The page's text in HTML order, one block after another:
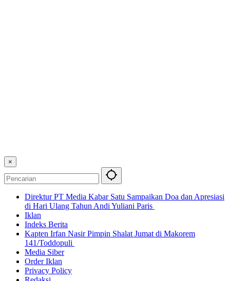
×
Direktur PT Media Kabar Satu Sampaikan Doa dan Apresiasi
di Hari Ulang Tahun Andi Yuliani Paris
Iklan
Indeks Berita
Kapten Irfan Nasir Pimpin Shalat Jumat di Makorem
141/Toddopuli
Media Siber
Order Iklan
Privacy Policy